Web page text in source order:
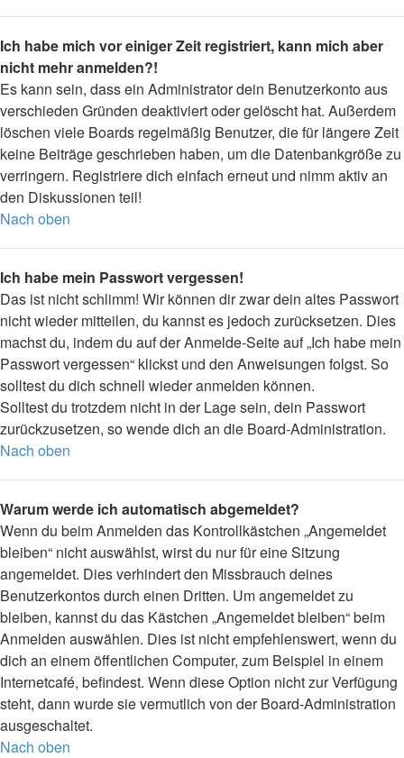
Ich habe mich vor einiger Zeit registriert, kann mich aber
nicht mehr anmelden?!
Es kann sein, dass ein Administrator dein Benutzerkonto aus
verschieden Gründen deaktiviert oder gelöscht hat. Außerdem
löschen viele Boards regelmäßig Benutzer, die für längere Zeit
keine Beiträge geschrieben haben, um die Datenbankgröße zu
verringern. Registriere dich einfach erneut und nimm aktiv an
den Diskussionen teil!
Nach oben
Ich habe mein Passwort vergessen!
Das ist nicht schlimm! Wir können dir zwar dein altes Passwort
nicht wieder mitteilen, du kannst es jedoch zurücksetzen. Dies
machst du, indem du auf der Anmelde-Seite auf „Ich habe mein
Passwort vergessen“ klickst und den Anweisungen folgst. So
solltest du dich schnell wieder anmelden können.
Solltest du trotzdem nicht in der Lage sein, dein Passwort
zurückzusetzen, so wende dich an die Board-Administration.
Nach oben
Warum werde ich automatisch abgemeldet?
Wenn du beim Anmelden das Kontrollkästchen „Angemeldet
bleiben“ nicht auswählst, wirst du nur für eine Sitzung
angemeldet. Dies verhindert den Missbrauch deines
Benutzerkontos durch einen Dritten. Um angemeldet zu
bleiben, kannst du das Kästchen „Angemeldet bleiben“ beim
Anmelden auswählen. Dies ist nicht empfehlenswert, wenn du
dich an einem öffentlichen Computer, zum Beispiel in einem
Internetcafé, befindest. Wenn diese Option nicht zur Verfügung
steht, dann wurde sie vermutlich von der Board-Administration
ausgeschaltet.
Nach oben